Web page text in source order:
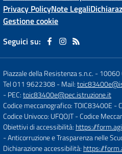
Privacy PolicyNote Legali
Gestione cookie
Seguici su:
Piazzale della Resistenza s.n.c. -10060
Tel 011 9622308- Mail:
- PEC:toic83400e@pec.istruzione.it
Codice meccanografico: TOIC83400E -
Codice Univoco: UFQOJT- Codice
Obiettivi di accessibilità: https://
- Anticorruzione e Trasparenza nelle
Dichiarazione accessibilità: https://